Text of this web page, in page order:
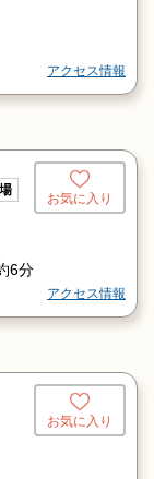
アクセス情報
お気に入り
6分
アクセス情報
お気に入り